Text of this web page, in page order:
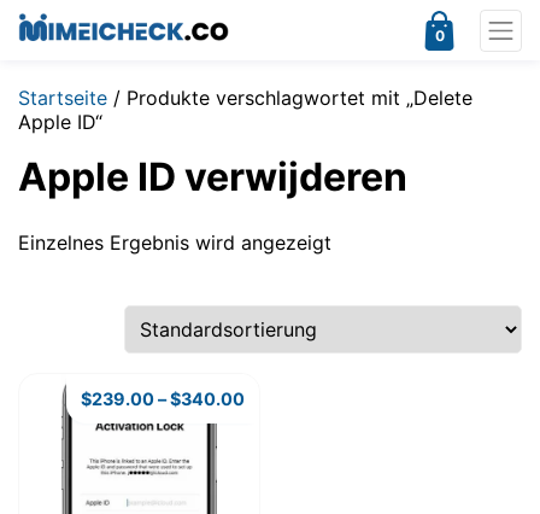
0
Startseite / Produkte verschlagwortet mit „Delete
Apple ID“
Apple ID verwijderen
Einzelnes Ergebnis wird angezeigt
$239.00–$340.00